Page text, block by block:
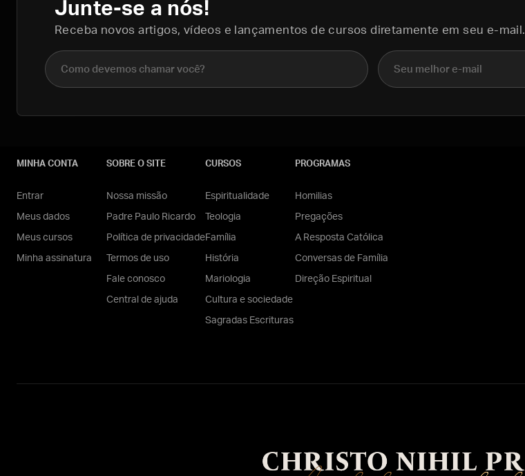
Junte-se a nós!
Receba novos artigos, vídeos e lançamentos de cursos diretamente em seu e-mail.
Nome completo E-mail
MINHA CONTA
Entrar
Meus dados
Meus cursos
Minha assinatura
SOBRE O SITE
Nossa missão
Padre Paulo Ricardo
Política de privacidade
Termos de uso
Fale conosco
Central de ajuda
CURSOS
Espiritualidade
Teologia
Família
História
Mariologia
Cultura e sociedade
Sagradas Escrituras
PROGRAMAS
Homilias
Pregações
A Resposta Católica
Conversas de Família
Direção Espiritual